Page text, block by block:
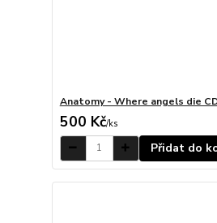
Anatomy - Where angels die
500 Kč/ks
Přidat do